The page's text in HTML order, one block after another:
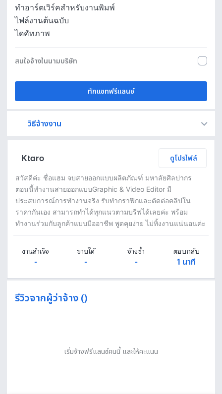
ทำอาร์ตเวิร์คสำหรับงานพิมพ์
ไฟล์งานต้นฉบับ
ไดคัทภาพ
สนใจจ้างในนามบริษัท
ทักแชทฟรีแลนซ์
วิธีจ้างงาน
Ktaro ดูโปรไฟล์
สวัสดีค่ะ ชื่อแฮม จบสายออกแบบผลิตภัณฑ์ มหาลัยศิลปากร
ตอนนี้ทำงานสายออกแบบGraphic & Video Editor มี
ประสบการณ์การทำงานจริง รับทำกราฟิกและตัดต่อคลิปใน
ราคากันเอง สามารถทำได้ทุกแนวตามบรีฟได้เลยค่ะ พร้อม
ทำงานร่วมกับลูกค้าแบบมืออาชีพ พูดคุยง่าย ไม่ทิ้งงานแน่นอนค่ะ
งานสำเร็จ
-
ขายได้
-
จ้างซ้ำ
-
ตอบกลับ
1 นาที
รีวิวจากผู้ว่าจ้าง ()
เริ่มจ้างฟรีแลนซ์คนนี้ และให้คะแนน